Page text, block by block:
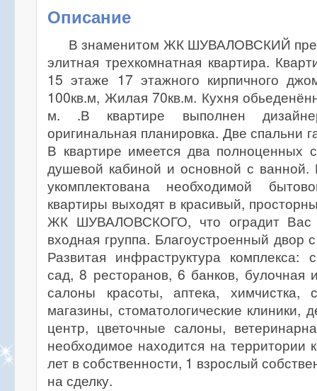
Описание
В знаменитом ЖК ШУВАЛОВСКИЙ
элитная трехкомнатная квартира.
15 этаже 17 этажного кирпичного
100кв.м, Жилая 70кв.м. Кухня
м. .В квартире выполнен
оригинальная планировка. Две спальни
В квартире имеется два полноценных
душевой кабиной и основной с ванной.
укомплектована необходимой
квартиры выходят в красивый,
ЖК ШУВАЛОВСКОГО, что оградит Вас
входная группа. Благоустроенный двор
Развитая инфраструктура комплекса:
сад, 8 ресторанов, 6 банков, булочная
салоны красоты, аптека, химчистка,
магазины, стоматологические клиники,
центр, цветочные салоны,
необходимое находится на территории
лет в собственности, 1 взрослый
на сделку.